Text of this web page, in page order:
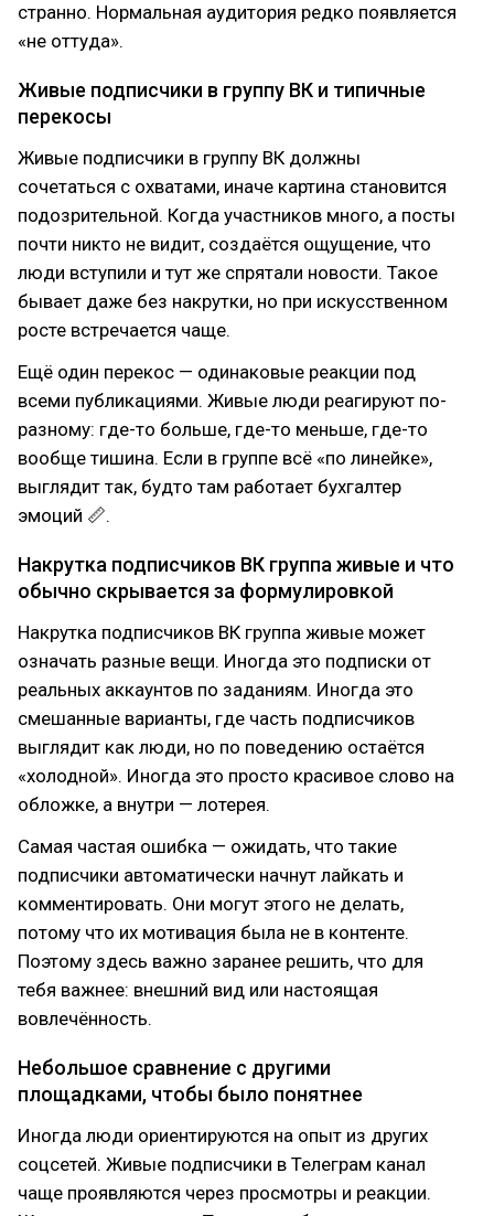
странно. Нормальная аудитория редко появляется
«не оттуда».
Живые подписчики в группу ВК и типичные
перекосы
Живые подписчики в группу ВК должны
сочетаться с охватами, иначе картина становится
подозрительной. Когда участников много, а посты
почти никто не видит, создаётся ощущение, что
люди вступили и тут же спрятали новости. Такое
бывает даже без накрутки, но при искусственном
росте встречается чаще.
Ещё один перекос — одинаковые реакции под
всеми публикациями. Живые люди реагируют по-
разному: где-то больше, где-то меньше, где-то
вообще тишина. Если в группе всё «по линейке»,
выглядит так, будто там работает бухгалтер
эмоций 📏.
Накрутка подписчиков ВК группа живые и что
обычно скрывается за формулировкой
Накрутка подписчиков ВК группа живые может
означать разные вещи. Иногда это подписки от
реальных аккаунтов по заданиям. Иногда это
смешанные варианты, где часть подписчиков
выглядит как люди, но по поведению остаётся
«холодной». Иногда это просто красивое слово на
обложке, а внутри — лотерея.
Самая частая ошибка — ожидать, что такие
подписчики автоматически начнут лайкать и
комментировать. Они могут этого не делать,
потому что их мотивация была не в контенте.
Поэтому здесь важно заранее решить, что для
тебя важнее: внешний вид или настоящая
вовлечённость.
Небольшое сравнение с другими
площадками, чтобы было понятнее
Иногда люди ориентируются на опыт из других
соцсетей. Живые подписчики в Телеграм канал
чаще проявляются через просмотры и реакции.